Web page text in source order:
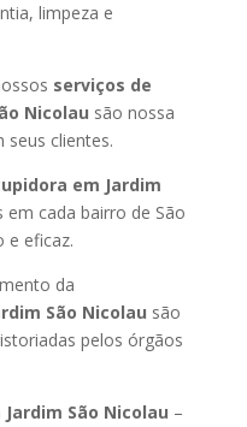
limpeza e
serviços de
Nicolau são nossa
clientes.
em Jardim
em cada bairro de São
e eficaz.
da
São Nicolau são
pelos órgãos
São Nicolau –